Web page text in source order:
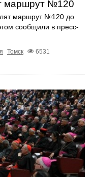
маршрут №120
маршрут №120 до
сообщили в пресс-
Томск
6531